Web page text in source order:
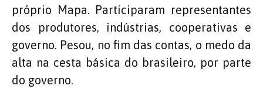
próprio Mapa. Participaram representantes
dos produtores, indústrias, cooperativas e
governo. Pesou, no fim das contas, o medo da
alta na cesta básica do brasileiro, por parte
do governo.